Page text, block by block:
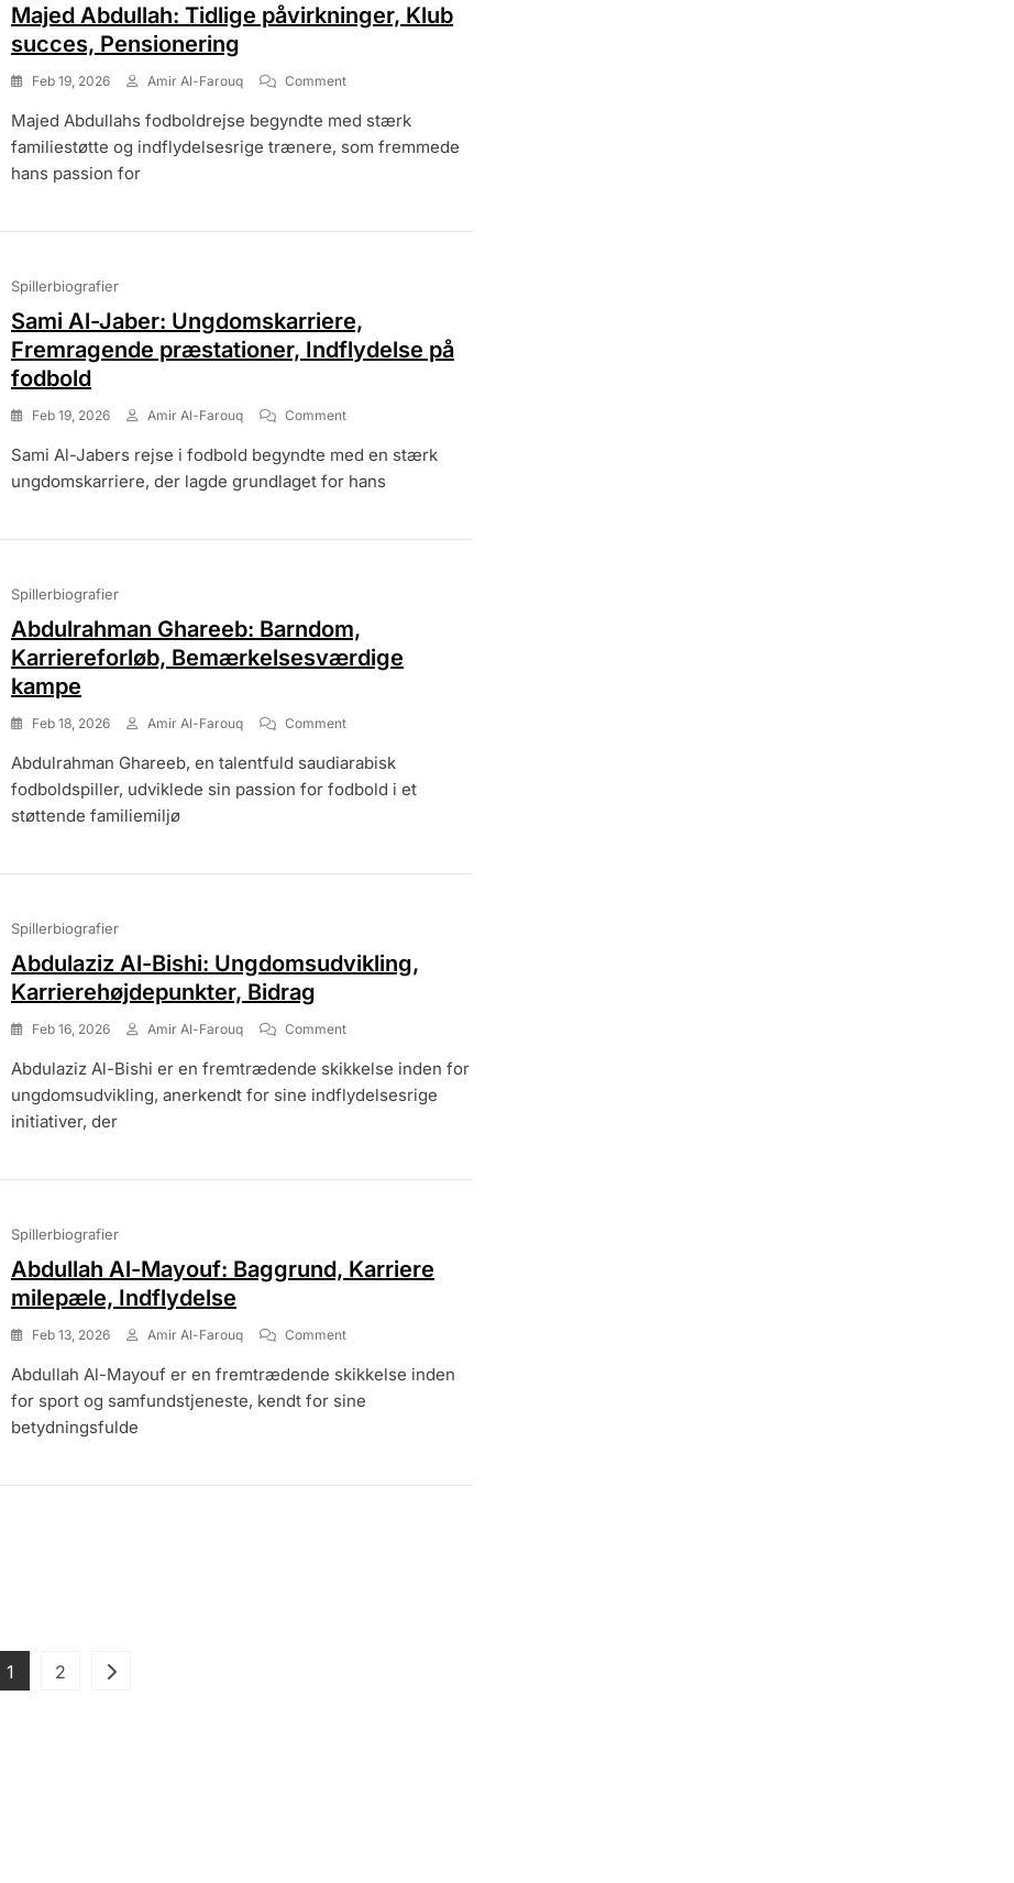
Majed Abdullah: Tidlige påvirkninger, Klub
succes, Pensionering
Feb 19, 2026 Amir Al-Farouq CommentOn
Abdullah:
Tidlige
Majed Abdullahs fodboldrejse begyndte med stærk
familiestøtte og indflydelsesrige trænere, som fremmede
hans passion for
Spillerbiografier
Sami Al-Jaber: Ungdomskarriere,
Fremragende præstationer, Indflydelse på
fodbold
Feb 19, 2026 Amir Al-Farouq CommentOn
Al-
Jaber:
Præstationer,
Sami Al-Jabers rejse i fodbold begyndte med en stærk
ungdomskarriere, der lagde grundlaget for hans
Spillerbiografier
Abdulrahman Ghareeb: Barndom,
Karriereforløb, Bemærkelsesværdige
kampe
Feb 18, 2026 Amir Al-Farouq CommentOn
Ghareeb:
Barndom,
Abdulrahman Ghareeb, en talentfuld saudiarabisk
fodboldspiller, udviklede sin passion for fodbold i et
støttende familiemiljø
Spillerbiografier
Abdulaziz Al-Bishi: Ungdomsudvikling,
Karrierehøjdepunkter, Bidrag
Feb 16, 2026 Amir Al-Farouq CommentOn
Al-
Bishi:
Abdulaziz Al-Bishi er en fremtrædende skikkelse inden for
ungdomsudvikling, anerkendt for sine indflydelsesrige
initiativer, der
Spillerbiografier
Abdullah Al-Mayouf: Baggrund, Karriere
milepæle, Indflydelse
Feb 13, 2026 Amir Al-Farouq CommentOn
Al-
Mayouf:
Abdullah Al-Mayouf er en fremtrædende skikkelse inden
for sport og samfundstjeneste, kendt for sine
betydningsfulde
Posts
Page
1 Page
2